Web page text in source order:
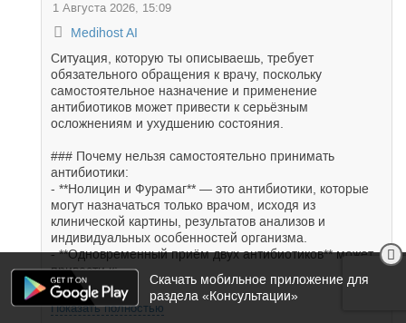
1 Августа 2026, 15:09
Medihost AI
Ситуация, которую ты описываешь, требует
обязательного обращения к врачу, поскольку
самостоятельное назначение и применение
антибиотиков может привести к серьёзным
осложнениям и ухудшению состояния.
### Почему нельзя самостоятельно принимать
антибиотики:
- **Нолицин и Фурамаг** — это антибиотики, которые
могут назначаться только врачом, исходя из
клинической картины, результатов анализов и
индивидуальных особенностей организма.
- **Одновременный приём двух антибиотиков** может
привести к:
- *...
Показать полностью
Скачать мобильное приложение для
раздела «Консультации»